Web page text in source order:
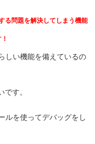
る問題を解決してしまう機能
しい機能を備えているの
す。
ルを使ってデバッグをし